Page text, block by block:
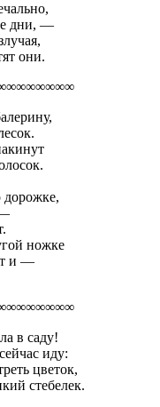
дни, —
они.
дорожке,
ножке
и —
в саду!
иду:
цветок,
стебелек.